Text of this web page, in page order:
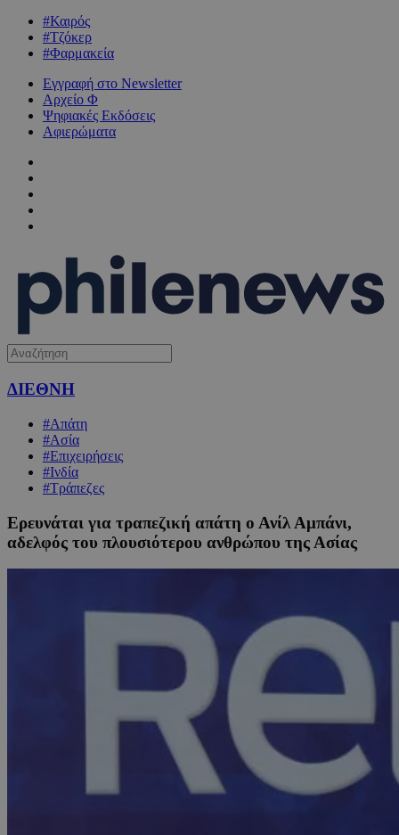
#Καιρός
#Τζόκερ
#Φαρμακεία
Εγγραφή στο Newsletter
Αρχείο Φ
Ψηφιακές Εκδόσεις
Αφιερώματα
ΔΙΕΘΝΗ
#Απάτη
#Ασία
#Επιχειρήσεις
#Ινδία
#Τράπεζες
Ερευνάται για τραπεζική απάτη ο Ανίλ Αμπάνι,
αδελφός του πλουσιότερου ανθρώπου της Ασίας